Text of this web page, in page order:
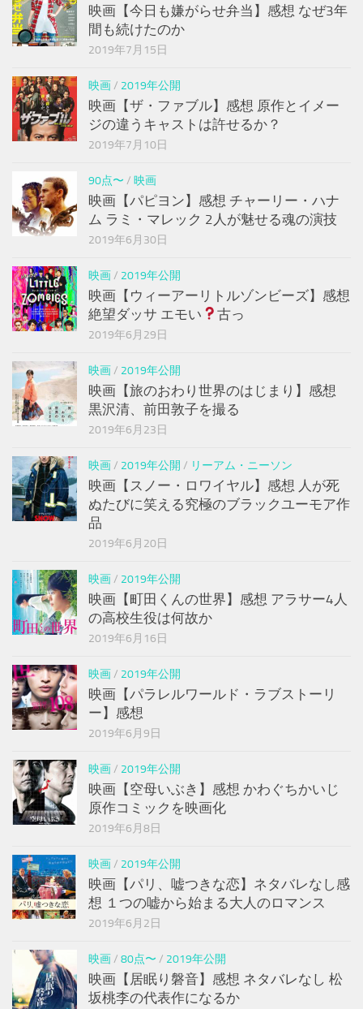
映画【今日も嫌がらせ弁当】感想 なぜ3年
間も続けたのか
2019年7月15日
映画/ 2019年公開
映画【ザ・ファブル】感想 原作とイメー
ジの違うキャストは許せるか？
2019年7月10日
90点〜 / 映画
映画【パピヨン】感想 チャーリー・ハナ
ム ラミ・マレック 2人が魅せる魂の演技
2019年6月30日
映画/ 2019年公開
映画【ウィーアーリトルゾンビーズ】感想
絶望ダッサ エモい
古っ
2019年6月29日
映画/ 2019年公開
映画【旅のおわり世界のはじまり】感想
黒沢清、前田敦子を撮る
2019年6月23日
映画/ 2019年公開 / リーアム・ニーソン
映画【スノー・ロワイヤル】感想 人が死
ぬたびに笑える究極のブラックユーモア作
品
2019年6月20日
映画/ 2019年公開
映画【町田くんの世界】感想 アラサー4人
の高校生役は何故か
2019年6月16日
映画/ 2019年公開
映画【パラレルワールド・ラブストーリ
ー】感想
2019年6月9日
映画/ 2019年公開
映画【空母いぶき】感想 かわぐちかいじ
原作コミックを映画化
2019年6月8日
映画/ 2019年公開
映画【パリ、嘘つきな恋】ネタバレなし感
想 １つの嘘から始まる大人のロマンス
2019年6月2日
映画/ 80点〜 / 2019年公開
映画【居眠り磐音】感想 ネタバレなし 松
坂桃李の代表作になるか